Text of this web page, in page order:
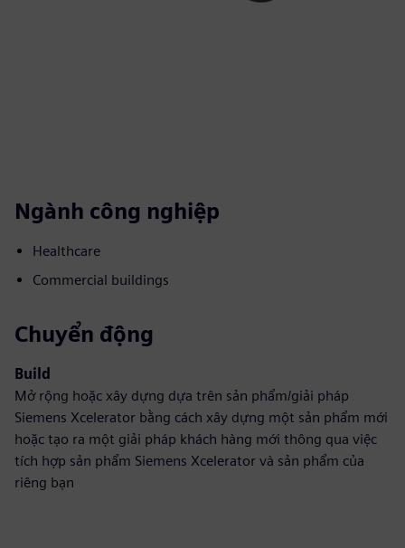
Ngành công nghiệp
Healthcare
Commercial buildings
Chuyển động
Build
Mở rộng hoặc xây dựng dựa trên sản phẩm/giải pháp
Siemens Xcelerator bằng cách xây dựng một sản phẩm mới
hoặc tạo ra một giải pháp khách hàng mới thông qua việc
tích hợp sản phẩm Siemens Xcelerator và sản phẩm của
riêng bạn